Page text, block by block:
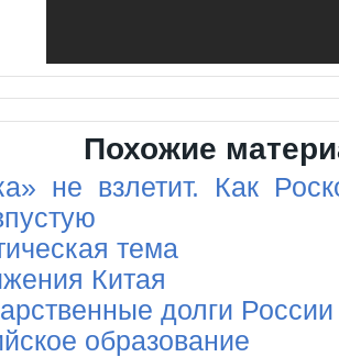
Похожие
не взлетит. Как
тема
Китая
долги России
образование